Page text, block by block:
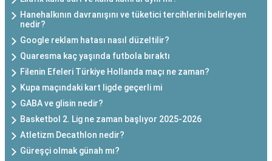
Hanehalkının davranışını ve tüketici tercihlerini belirleyen
nedir?
Google reklam hatası nasıl düzeltilir?
Quaresma kaç yaşında futbola bıraktı
Filenin Efeleri Türkiye Hollanda maçı ne zaman?
Kupa maçındaki kart ligde geçerli mi
GABA ve glisin nedir?
Basketbol 2. Lig ne zaman başlıyor 2025-2026
Atletizm Decathlon nedir?
Güreşçi olmak günah mı?